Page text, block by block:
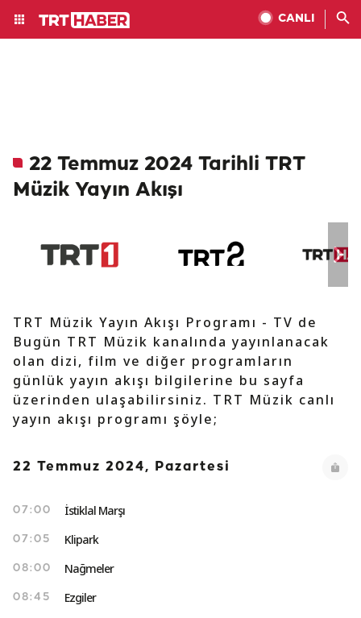
CANLI
22 Temmuz 2024 Tarihli TRT
Müzik Yayın Akışı
TRT Müzik Yayın Akışı Programı - TV de
Bugün TRT Müzik kanalında yayınlanacak
olan dizi, film ve diğer programların
günlük yayın akışı bilgilerine bu sayfa
üzerinden ulaşabilirsiniz. TRT Müzik canlı
yayın akışı programı şöyle;
22 Temmuz 2024, Pazartesi
07:00 İstiklal Marşı
07:05 Klipark
08:00 Nağmeler
08:45 Ezgiler